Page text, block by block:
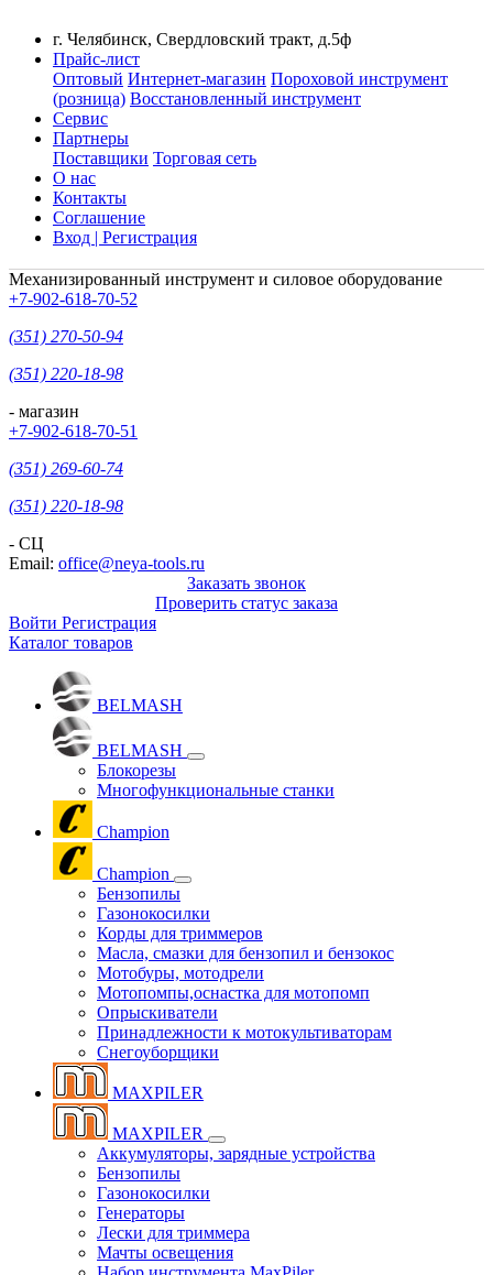
г. Челябинск, Свердловский тракт, д.5ф
Прайс-лист
Оптовый Интернет-магазин Пороховой инструмент
(розница) Восстановленный инструмент
Сервис
Партнеры
Поставщики Торговая сеть
О нас
Контакты
Соглашение
Вход | Регистрация
Механизированный инструмент и силовое оборудование
+7-902-618-70-52
(351) 270-50-94
(351) 220-18-98
- магазин
+7-902-618-70-51
(351) 269-60-74
(351) 220-18-98
- СЦ
Email: office@neya-tools.ru
Заказать звонок
Проверить статус заказа
Войти Регистрация
Каталог товаров
BELMASH
BELMASH
Блокорезы
Многофункциональные станки
Champion
Champion
Бензопилы
Газонокосилки
Корды для триммеров
Масла, смазки для бензопил и бензокос
Мотобуры, мотодрели
Мотопомпы,оснастка для мотопомп
Опрыскиватели
Принадлежности к мотокультиваторам
Снегоуборщики
MAXPILER
MAXPILER
Аккумуляторы, зарядные устройства
Бензопилы
Газонокосилки
Генераторы
Лески для триммера
Мачты освещения